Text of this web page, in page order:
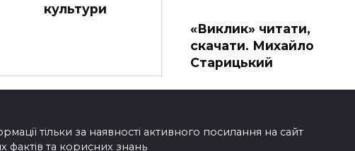
культури
«Виклик» читати,
скачати. Михайло
Старицький
тільки за наявності активного посилання на сайт
фактів та корисних знань